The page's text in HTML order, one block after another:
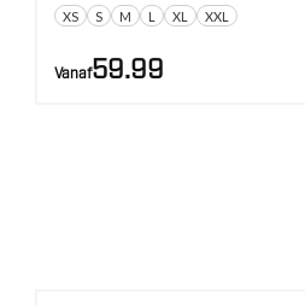
XS S M L XL XXL
Vanaf59.99